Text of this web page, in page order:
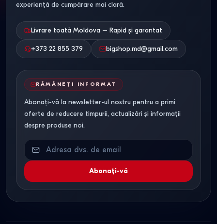
experiență de cumpărare mai clară.
Livrare toată Moldova – Rapid și garantat
+373 22 855 379 bigshop.md@gmail.com
RĂMÂNEȚI INFORMAT
Abonați-vă la newsletter-ul nostru pentru a primi
oferte de reducere timpurii, actualizări și informații
despre produse noi.
Abonați-vă